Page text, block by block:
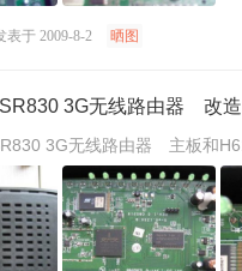
表于 2009-8-2 晒图
3G无线路由器 改造